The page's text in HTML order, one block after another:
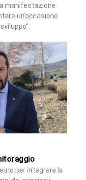
manifestazione
un’occasione
per integrare la